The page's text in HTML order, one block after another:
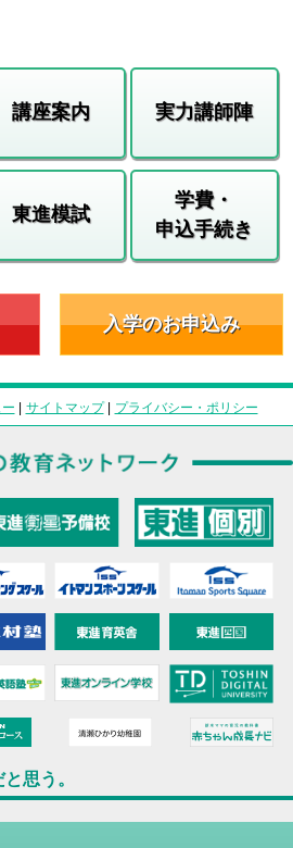
講座案内 実力講師陣
東進模試
学費・
申込手続き
入学のお申込み
| サイトマップ| プライバシー・ポリシー
思う。